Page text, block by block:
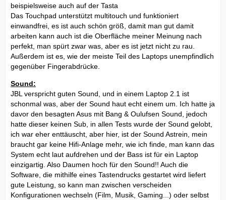
beispielsweise auch auf der Tasta
Das Touchpad unterstützt multitouch und funktioniert
einwandfrei, es ist auch schön größ, damit man gut damit
arbeiten kann auch ist die Oberfläche meiner Meinung nach
perfekt, man spürt zwar was, aber es ist jetzt nicht zu rau.
Außerdem ist es, wie der meiste Teil des Laptops unempfindlich
gegenüber Fingerabdrücke.
Sound:
JBL verspricht guten Sound, und in einem Laptop 2.1 ist
schonmal was, aber der Sound haut echt einem um. Ich hatte ja
davor den besagten Asus mit Bang & Oulufsen Sound, jedoch
hatte dieser keinen Sub, in allen Tests wurde der Sound gelobt,
ich war eher enttäuscht, aber hier, ist der Sound Astrein, mein
braucht gar keine Hifi-Anlage mehr, wie ich finde, man kann das
System echt laut aufdrehen und der Bass ist für ein Laptop
einzigartig. Also Daumen hoch für den Sound!! Auch die
Software, die mithilfe eines Tastendrucks gestartet wird liefert
gute Leistung, so kann man zwischen verscheiden
Konfigurationen wechseln (Film, Musik, Gaming...) oder selbst